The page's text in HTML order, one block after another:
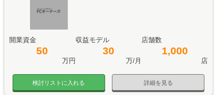
開業資金
50
万円
収益モデル
30
万/月
店舗数
1,000
店
詳細を見る
検討リストに入れる